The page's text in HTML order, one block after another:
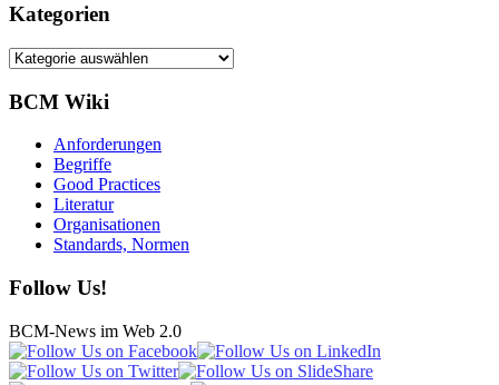
Kategorien
Kategorien
BCM Wiki
Anforderungen
Begriffe
Good Practices
Literatur
Organisationen
Standards, Normen
Follow Us!
BCM-News im Web 2.0